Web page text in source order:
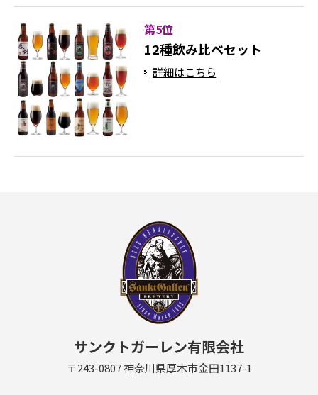
第5位
12種飲み比べセット
詳細はこちら
サンクトガーレン有限会社
〒243-0807 神奈川県厚木市金田1137-1